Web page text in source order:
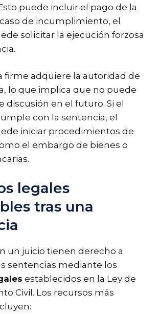
puede incluir el pago de la
de incumplimiento, el
solicitar la ejecución forzosa
firme adquiere la autoridad de
lo que implica que no puede
discusión en el futuro. Si el
con la sentencia, el
iniciar procedimientos de
el embargo de bienes o
legales
tras una
un juicio tienen derecho a
sentencias mediante los
establecidos en la Ley de
Civil. Los recursos más